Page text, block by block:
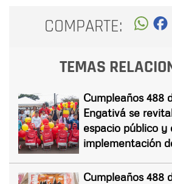
COMPARTE:
TEMAS
Cumpleaños 488
Engativá se
espacio público y
implementación
Cumpleaños 488